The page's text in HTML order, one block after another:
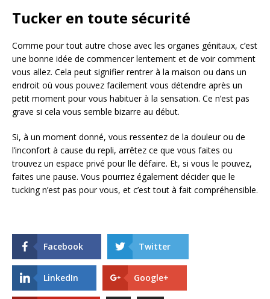
Tucker en toute sécurité
Comme pour tout autre chose avec les organes génitaux, c’est
une bonne idée de commencer lentement et de voir comment
vous allez. Cela peut signifier rentrer à la maison ou dans un
endroit où vous pouvez facilement vous détendre après un
petit moment pour vous habituer à la sensation. Ce n’est pas
grave si cela vous semble bizarre au début.
Si, à un moment donné, vous ressentez de la douleur ou de
l’inconfort à cause du repli, arrêtez ce que vous faites ou
trouvez un espace privé pour lle défaire. Et, si vous le pouvez,
faites une pause. Vous pourriez également décider que le
tucking n’est pas pour vous, et c’est tout à fait compréhensible.
Facebook Twitter
LinkedIn Google+